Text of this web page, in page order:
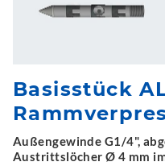
Basisstück
Außengewinde G1/4",
Austrittslöcher Ø 4 mm